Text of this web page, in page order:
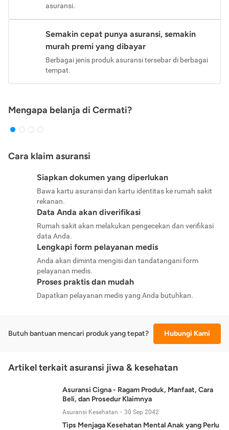
asuransi.
Semakin cepat punya asuransi, semakin
murah premi yang dibayar
Berbagai jenis produk asuransi tersebar di berbagai
tempat.
Mengapa belanja di Cermati?
Cara klaim asuransi
Siapkan dokumen yang diperlukan
Bawa kartu asuransi dan kartu identitas ke rumah sakit
rekanan.
Data Anda akan diverifikasi
Rumah sakit akan melakukan pengecekan dan verifikasi
data Anda.
Lengkapi form pelayanan medis
Anda akan diminta mengisi dan tandatangani form
pelayanan medis.
Proses praktis dan mudah
Dapatkan pelayanan medis yang Anda butuhkan.
Butuh bantuan mencari produk yang tepat? Hubungi Kami
Artikel terkait asuransi jiwa & kesehatan
Asuransi Cigna - Ragam Produk, Manfaat, Cara
Beli, dan Prosedur Klaimnya
Asuransi Kesehatan 30 Sep 2042
Tips Menjaga Kesehatan Mental Anak yang Perlu